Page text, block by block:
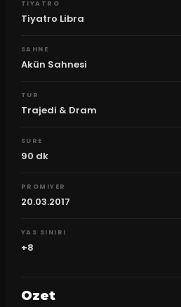
TIYATRO
Tiyatro Libra
SAHNE
Akün Sahnesi
TUR
Trajedi & Dram
SURE
90 dk
PROMIYER
20.03.2017
YAS SINIRI
+8
Ozet